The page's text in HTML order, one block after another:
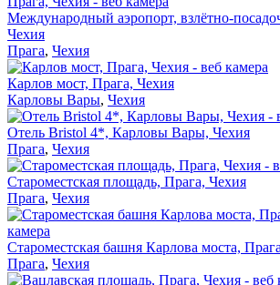
Международный аэропорт, взлётно-
Чехия
Прага, Чехия
Карлов мост, Прага, Чехия
Карловы Вары, Чехия
Отель Bristol 4*, Карловы Вары, Чехия
Прага, Чехия
Староместская площадь, Прага, Чехия
Прага, Чехия
Староместская башня Карлова моста,
Прага, Чехия